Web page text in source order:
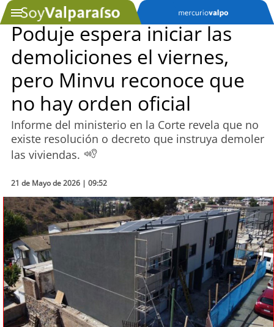
Podcast
Actualidad
Entretención
Economía
Deportes
Tecnología
Sostenibilidad
soychile
Poduje espera iniciar las
demoliciones el viernes,
pero Minvu reconoce que
no hay orden oficial
Informe del ministerio en la Corte revela que no
existe resolución o decreto que instruya demoler
las viviendas.
21 de Mayo de 2026 | 09:52